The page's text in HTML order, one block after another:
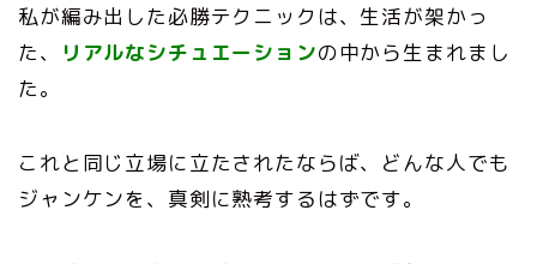
私が編み出した必勝テクニックは、生活が架かっ
た、
リアルなシチュエーションの中から生まれまし
た。
これと同じ立場に立たされたならば、どんな人でも
ジャンケンを、真剣に熟考するはずです。